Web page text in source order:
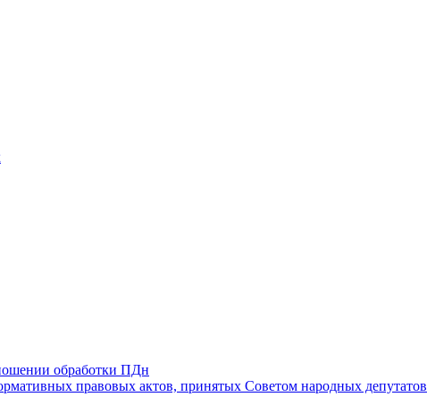
обработки ПДн
правовых актов, принятых Советом народных депутатов